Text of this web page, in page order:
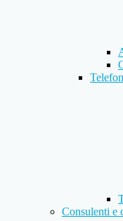
Consulenti e